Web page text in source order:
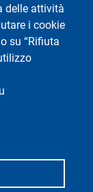
delle attività
i cookie
su “Rifiuta